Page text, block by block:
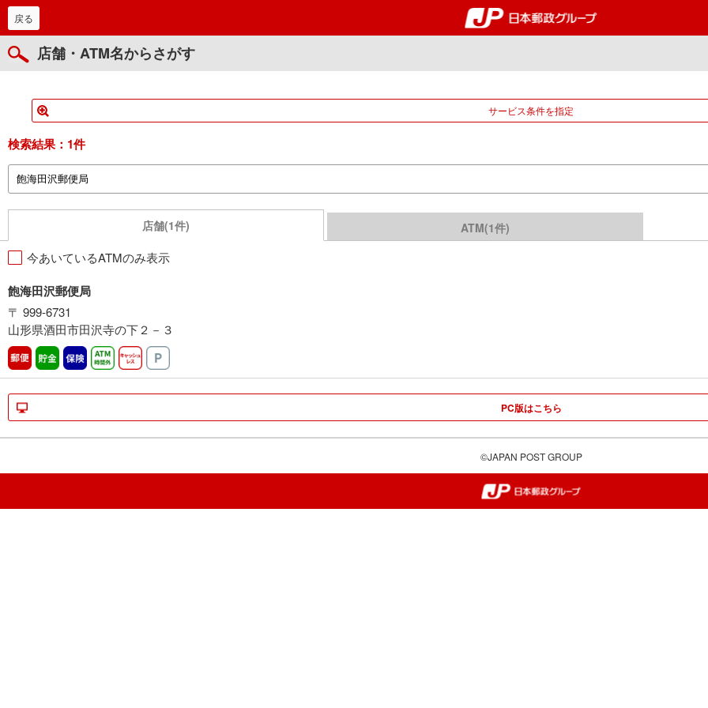
郵便局・日本郵政グループ
戻る
店舗・ATM名からさがす
サービス条件を指定
検索結果： 1件
店舗(1件) ATM(1件)
今あいているATMのみ表示
飽海田沢郵便局
〒 999-6731
山形県酒田市田沢寺の下２－３
郵便 貯金 保険 ATM時間外キャッシュレス
PC版はこちら
©JAPAN POST GROUP